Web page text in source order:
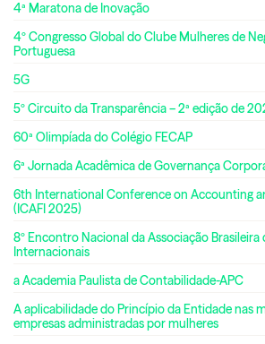
4ª Maratona de Inovação
4º Congresso Global do Clube Mulheres de
Portuguesa
5G
5º Circuito da Transparência – 2ª edição de
60ª Olimpíada do Colégio FECAP
6ª Jornada Acadêmica de Governança
6th International Conference on Accounting
(ICAFI 2025)
8º Encontro Nacional da Associação Brasileira
Internacionais
a Academia Paulista de Contabilidade-APC
A aplicabilidade do Princípio da Entidade nas
empresas administradas por mulheres